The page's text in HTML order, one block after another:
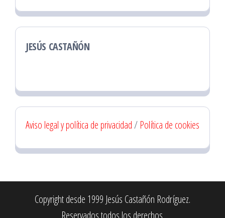
JESÚS CASTAÑÓN
Aviso legal y política de privacidad/ Política de cookies
Copyright desde 1999 Jesús Castañón Rodríguez.
Reservados todos los derechos.